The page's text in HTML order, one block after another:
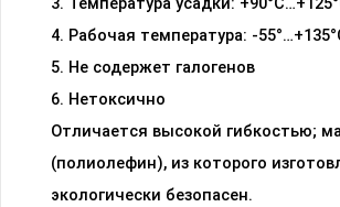
3. Температура усадки:
4. Рабочая температура: -
5. Не содержет галогенов
6. Нетоксично
Отличается высокой гибкостью;
(полиолефин), из которого
экологически безопасен.